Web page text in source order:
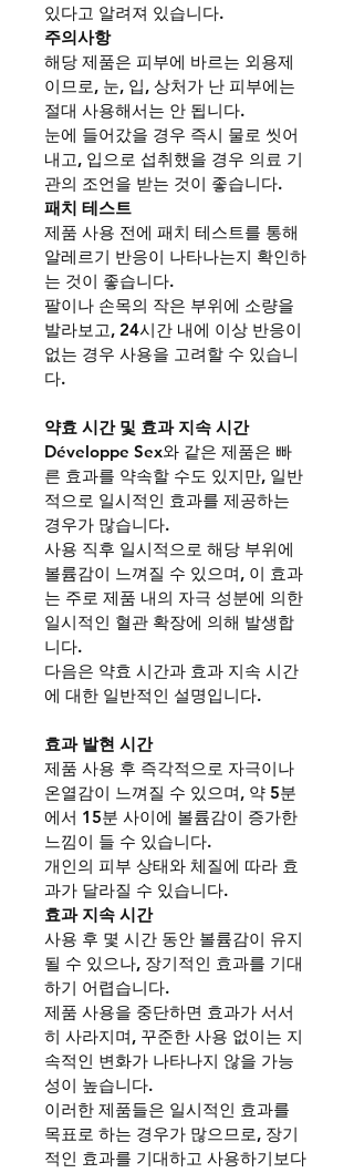
있다고 알려져 있습니다.
주의사항
해당 제품은 피부에 바르는 외용제
이므로, 눈, 입, 상처가 난 피부에는
절대 사용해서는 안 됩니다.
눈에 들어갔을 경우 즉시 물로 씻어
내고, 입으로 섭취했을 경우 의료 기
관의 조언을 받는 것이 좋습니다.
패치 테스트
제품 사용 전에 패치 테스트를 통해
알레르기 반응이 나타나는지 확인하
는 것이 좋습니다.
팔이나 손목의 작은 부위에 소량을
발라보고, 24시간 내에 이상 반응이
없는 경우 사용을 고려할 수 있습니
다.
약효 시간 및 효과 지속 시간
Développe Sex와 같은 제품은 빠
른 효과를 약속할 수도 있지만, 일반
적으로 일시적인 효과를 제공하는
경우가 많습니다.
사용 직후 일시적으로 해당 부위에
볼륨감이 느껴질 수 있으며, 이 효과
는 주로 제품 내의 자극 성분에 의한
일시적인 혈관 확장에 의해 발생합
니다.
다음은 약효 시간과 효과 지속 시간
에 대한 일반적인 설명입니다.
효과 발현 시간
제품 사용 후 즉각적으로 자극이나
온열감이 느껴질 수 있으며, 약 5분
에서 15분 사이에 볼륨감이 증가한
느낌이 들 수 있습니다.
개인의 피부 상태와 체질에 따라 효
과가 달라질 수 있습니다.
효과 지속 시간
사용 후 몇 시간 동안 볼륨감이 유지
될 수 있으나, 장기적인 효과를 기대
하기 어렵습니다.
제품 사용을 중단하면 효과가 서서
히 사라지며, 꾸준한 사용 없이는 지
속적인 변화가 나타나지 않을 가능
성이 높습니다.
이러한 제품들은 일시적인 효과를
목표로 하는 경우가 많으므로, 장기
적인 효과를 기대하고 사용하기보다